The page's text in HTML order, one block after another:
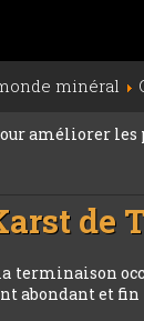
minéral
améliorer
de
terminaison
abondant et fin